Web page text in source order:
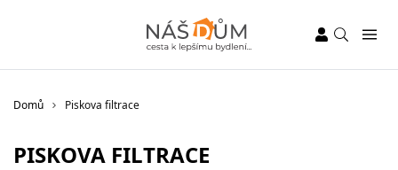
Domů Piskova filtrace
PISKOVA FILTRACE